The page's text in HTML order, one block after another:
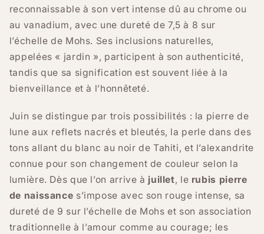
reconnaissable à son vert intense dû au chrome ou
au vanadium, avec une dureté de 7,5 à 8 sur
l’échelle de Mohs. Ses inclusions naturelles,
appelées « jardin », participent à son authenticité,
tandis que sa signification est souvent liée à la
bienveillance et à l’honnêteté.
Juin se distingue par trois possibilités : la pierre de
lune aux reflets nacrés et bleutés, la perle dans des
tons allant du blanc au noir de Tahiti, et l’alexandrite
connue pour son changement de couleur selon la
lumière. Dès que l’on arrive à juillet, le rubis pierre
de naissance s’impose avec son rouge intense, sa
dureté de 9 sur l’échelle de Mohs et son association
traditionnelle à l’amour comme au courage; les